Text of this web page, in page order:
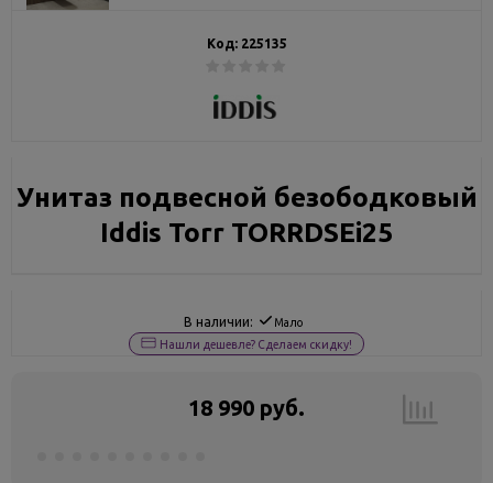
Код: 225135
Унитаз подвесной безободковый
Iddis Torr TORRDSEi25
В наличии: Мало
Нашли дешевле? Сделаем скидку!
18 990 руб.